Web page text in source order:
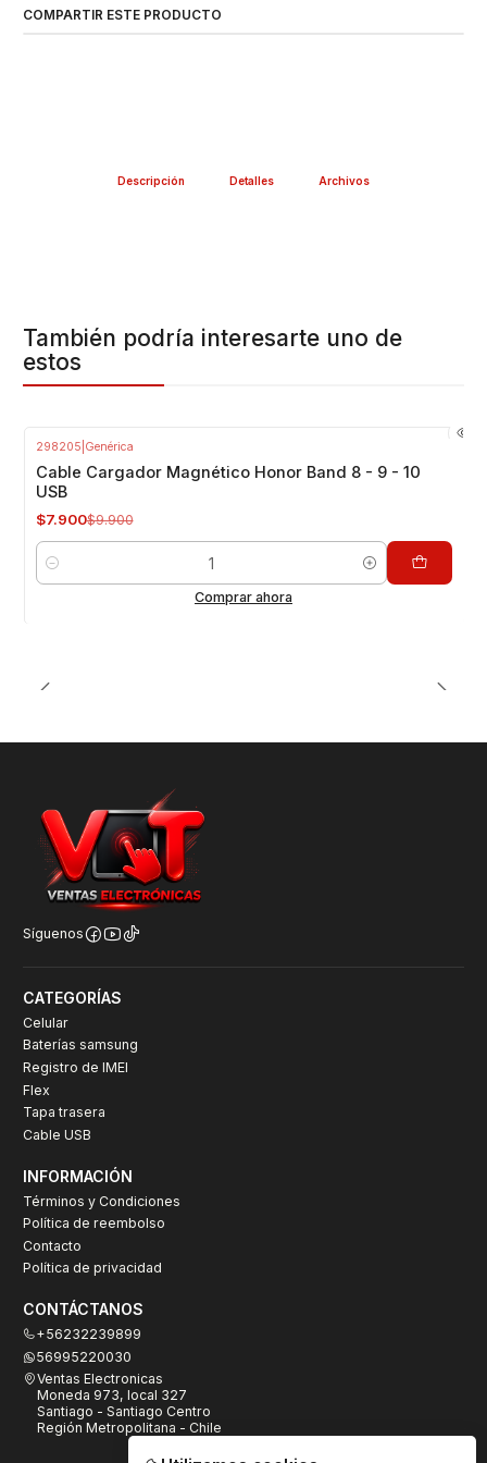
---------------------------------------------------
COMPARTIR ESTE PRODUCTO
Descripción Detalles Archivos
También podría interesarte uno de
estos
298205 Genérica
Cable Cargador Magnético Honor Band 8 - 9 - 10
USB
$7.900$9.900
Cantidad
Comprar ahora
Síguenos
CATEGORÍAS
Celular
Baterías samsung
Registro de IMEI
Flex
Tapa trasera
Cable USB
INFORMACIÓN
Términos y Condiciones
Política de reembolso
Contacto
Política de privacidad
CONTÁCTANOS
+56232239899
56995220030
Ventas Electronicas
Moneda 973, local 327
Santiago - Santiago Centro
Región Metropolitana - Chile